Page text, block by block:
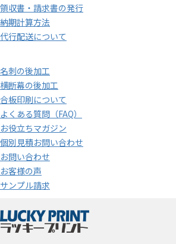
領収書・請求書の発行
納期計算方法
代行配送について
名刺の後加工
横断幕の後加工
合板印刷について
よくある質問（FAQ）
お役立ちマガジン
個別見積お問い合わせ
お問い合わせ
お客様の声
サンプル請求